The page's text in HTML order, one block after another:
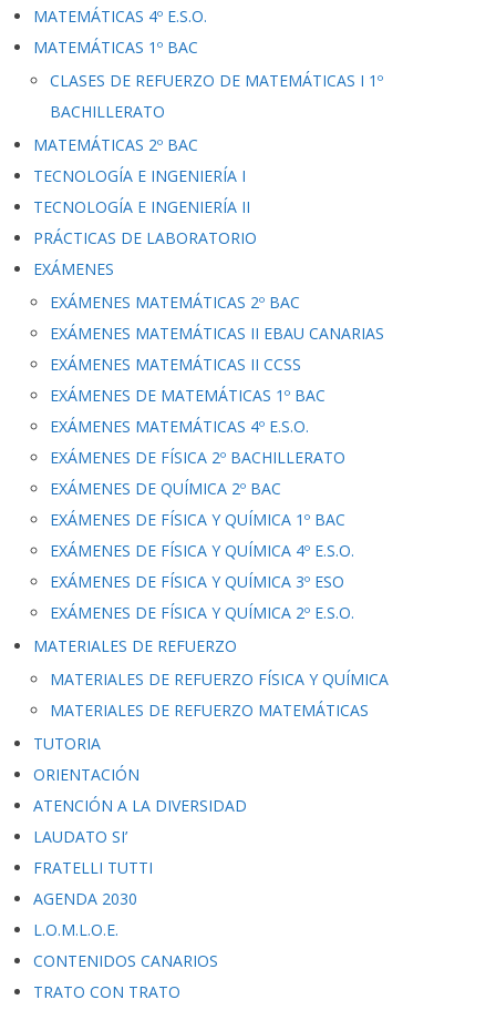
MATEMÁTICAS 4º E.S.O.
MATEMÁTICAS 1º BAC
CLASES DE REFUERZO DE MATEMÁTICAS I 1º
BACHILLERATO
MATEMÁTICAS 2º BAC
TECNOLOGÍA E INGENIERÍA I
TECNOLOGÍA E INGENIERÍA II
PRÁCTICAS DE LABORATORIO
EXÁMENES
EXÁMENES MATEMÁTICAS 2º BAC
EXÁMENES MATEMÁTICAS II EBAU CANARIAS
EXÁMENES MATEMÁTICAS II CCSS
EXÁMENES DE MATEMÁTICAS 1º BAC
EXÁMENES MATEMÁTICAS 4º E.S.O.
EXÁMENES DE FÍSICA 2º BACHILLERATO
EXÁMENES DE QUÍMICA 2º BAC
EXÁMENES DE FÍSICA Y QUÍMICA 1º BAC
EXÁMENES DE FÍSICA Y QUÍMICA 4º E.S.O.
EXÁMENES DE FÍSICA Y QUÍMICA 3º ESO
EXÁMENES DE FÍSICA Y QUÍMICA 2º E.S.O.
MATERIALES DE REFUERZO
MATERIALES DE REFUERZO FÍSICA Y QUÍMICA
MATERIALES DE REFUERZO MATEMÁTICAS
TUTORIA
ORIENTACIÓN
ATENCIÓN A LA DIVERSIDAD
LAUDATO SI’
FRATELLI TUTTI
AGENDA 2030
L.O.M.L.O.E.
CONTENIDOS CANARIOS
TRATO CON TRATO